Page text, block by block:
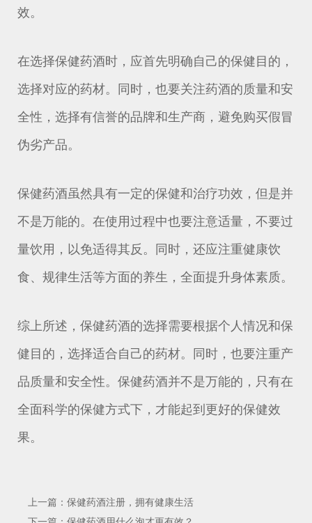
效。
在选择保健药酒时，应首先明确自己的保健目的，
选择对应的药材。同时，也要关注药酒的质量和安
全性，选择有信誉的品牌和生产商，避免购买假冒
伪劣产品。
保健药酒虽然具有一定的保健和治疗功效，但是并
不是万能的。在使用过程中也要注意适量，不要过
量饮用，以免适得其反。同时，还应注重健康饮
食、规律生活等方面的养生，全面提升身体素质。
综上所述，保健药酒的选择需要根据个人情况和保
健目的，选择适合自己的药材。同时，也要注重产
品质量和安全性。保健药酒并不是万能的，只有在
全面科学的保健方式下，才能起到更好的保健效
果。
上一篇：保健药酒注册，拥有健康生活